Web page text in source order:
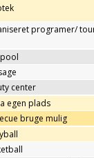
programer/
center
egen plads
bruge mulig